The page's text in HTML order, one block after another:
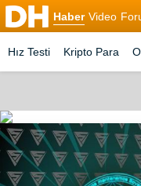
Haber Video
Hız Testi Kripto Para